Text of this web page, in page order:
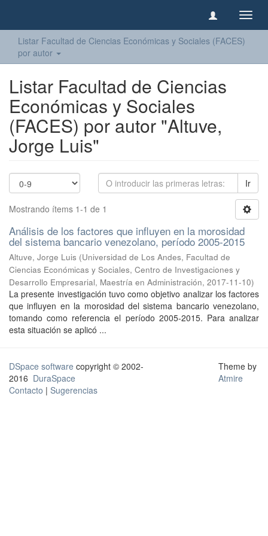
Listar Facultad de Ciencias Económicas y Sociales (FACES)
por autor
Listar Facultad de Ciencias
Económicas y Sociales
(FACES) por autor "Altuve,
Jorge Luis"
Ir
Mostrando ítems 1-1 de 1
Análisis de los factores que influyen en la morosidad
del sistema bancario venezolano, período 2005-2015
Altuve, Jorge Luis (Universidad de Los Andes, Facultad de
Ciencias Económicas y Sociales, Centro de Investigaciones y
Desarrollo Empresarial, Maestría en Administración, 2017-11-10)
La presente investigación tuvo como objetivo analizar los factores
que influyen en la morosidad del sistema bancario venezolano,
tomando como referencia el período 2005-2015. Para analizar
esta situación se aplicó ...
DSpace software copyright © 2002-
2016 DuraSpace
Contacto | Sugerencias
Theme by
Atmire